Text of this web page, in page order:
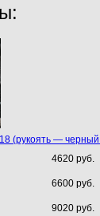
(рукоять — черный
4620 руб.
6600 руб.
9020 руб.